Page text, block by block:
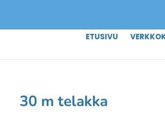
ETUSIVU
30 m telakka